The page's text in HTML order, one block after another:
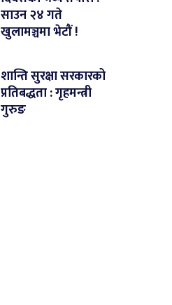
साउन २४ गते
खुलामञ्चमा भेटौं !
शान्ति सुरक्षा सरकारको
प्रतिबद्धता : गृहमन्त्री
गुरुङ